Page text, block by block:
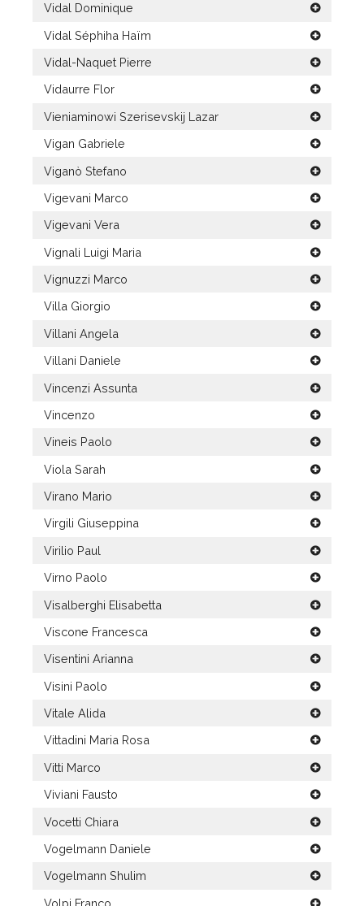
Vidal Dominique
Vidal Séphiha Haïm
Vidal-Naquet Pierre
Vidaurre Flor
Vieniaminowi Szerisevskij Lazar
Vigan Gabriele
Viganò Stefano
Vigevani Marco
Vigevani Vera
Vignali Luigi Maria
Vignuzzi Marco
Villa Giorgio
Villani Angela
Villani Daniele
Vincenzi Assunta
Vincenzo
Vineis Paolo
Viola Sarah
Virano Mario
Virgili Giuseppina
Virilio Paul
Virno Paolo
Visalberghi Elisabetta
Viscone Francesca
Visentini Arianna
Visini Paolo
Vitale Alida
Vittadini Maria Rosa
Vitti Marco
Viviani Fausto
Vocetti Chiara
Vogelmann Daniele
Vogelmann Shulim
Volpi Franco